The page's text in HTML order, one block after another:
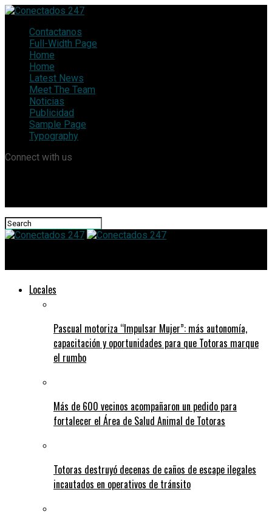
Contactanos
Full-Width Page
Home
Home
Latest News
Meet The Team
Noticias
Publicidad
Sample Page
Typography
Connect with us
Locales
Pascual motoriza “Impulsar Mujer”: más autonomía,
capacitación y oportunidades para que Totoras marque
el rumbo
Más de 600 vecinos acompañaron un pedido para
fortalecer el Área de Salud Animal de Totoras
Totoras destruyó decenas de caños de escape ilegales
incautados en operativos de tránsito